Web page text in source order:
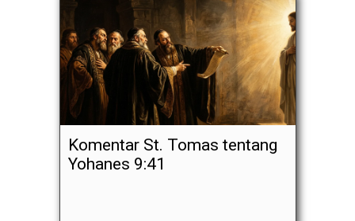
Komentar St. Tomas tentang
Yohanes 9:41